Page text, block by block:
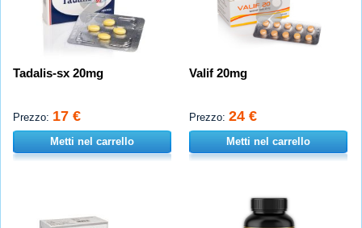
Tadalis-sx 20mg
Prezzo: 17 €
Metti nel carrello
Valif 20mg
Prezzo: 24 €
Metti nel carrello